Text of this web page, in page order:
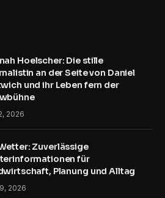
Hoelscher: Die stille
an der Seite von Daniel
und ihr Leben fern der
2026
Zuverlässige
für
Planung und Alltag
2026